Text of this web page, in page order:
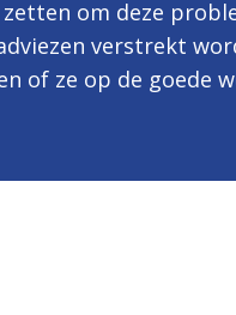
om deze
verstrekt
of ze op de goede